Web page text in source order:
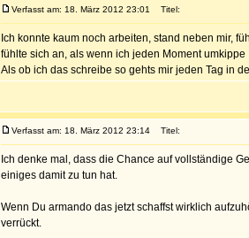
Verfasst am: 18. März 2012 23:01 Titel:
Ich konnte kaum noch arbeiten, stand neben mir,
fühlte sich an, als wenn ich jeden Moment umkippe
Als ob ich das schreibe so gehts mir jeden Tag in
Verfasst am: 18. März 2012 23:14 Titel:
Ich denke mal, dass die Chance auf vollständige
einiges damit zu tun hat.
Wenn Du armando das jetzt schaffst wirklich
verrückt.